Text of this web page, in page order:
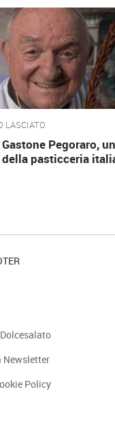
LASCIATO
Pegoraro,
pasticceria
Policy